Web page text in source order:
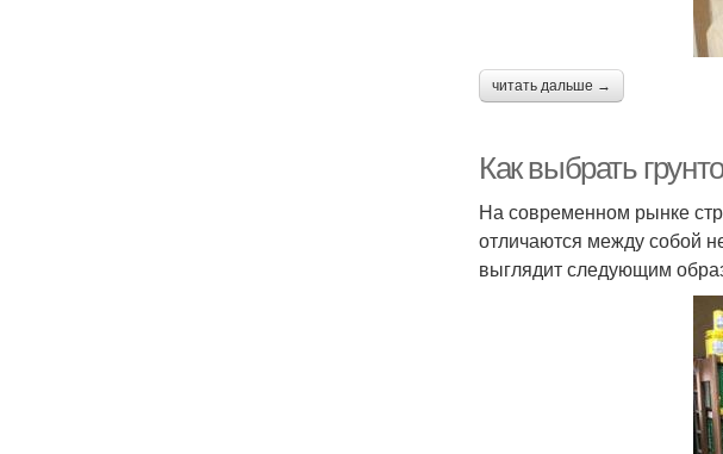
читать дальше →
Как выбрать
На современном рынке
отличаются между собой
выглядит следующим